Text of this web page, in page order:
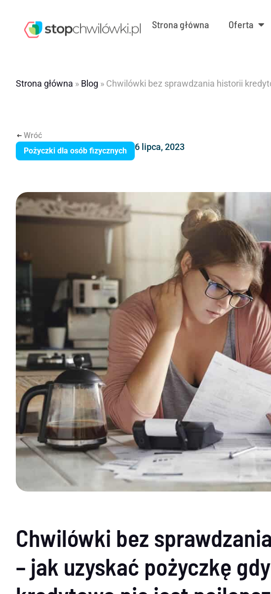
Strona główna Oferta
Strona główna » Blog » Chwilówki bez sprawdzania historii
Wróć
Pożyczki dla osób fizycznych
6 lipca, 2023
Chwilówki bez
– jak uzyskać pożyczkę